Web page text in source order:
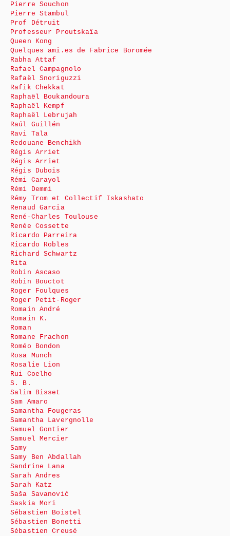
Pierre Souchon
Pierre Stambul
Prof Détruit
Professeur Proutskaïa
Queen Kong
Quelques ami.es de Fabrice Boromée
Rabha Attaf
Rafael Campagnolo
Rafaël Snoriguzzi
Rafik Chekkat
Raphaël Boukandoura
Raphaël Kempf
Raphaël Lebrujah
Raúl Guillén
Ravi Tala
Redouane Benchikh
Régis Arriet
Régis Arriet
Régis Dubois
Rémi Carayol
Rémi Demmi
Rémy Trom et Collectif Iskashato
Renaud Garcia
René-Charles Toulouse
Renée Cossette
Ricardo Parreira
Ricardo Robles
Richard Schwartz
Rita
Robin Ascaso
Robin Bouctot
Roger Foulques
Roger Petit-Roger
Romain André
Romain K.
Roman
Romane Frachon
Roméo Bondon
Rosa Munch
Rosalie Lion
Rui Coelho
S. B.
Salim Bisset
Sam Amaro
Samantha Fougeras
Samantha Lavergnolle
Samuel Gontier
Samuel Mercier
Samy
Samy Ben Abdallah
Sandrine Lana
Sarah Andres
Sarah Katz
Saša Savanović
Saskia Mori
Sébastien Boistel
Sébastien Bonetti
Sébastien Creusé